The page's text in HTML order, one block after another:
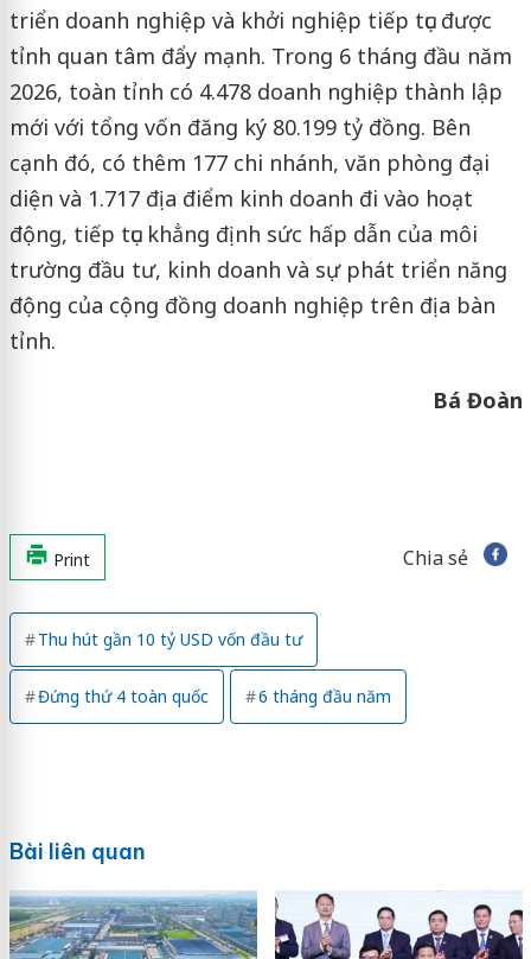
triển doanh nghiệp và khởi nghiệp tiếp tục được
tỉnh quan tâm đẩy mạnh. Trong 6 tháng đầu năm
2026, toàn tỉnh có 4.478 doanh nghiệp thành lập
mới với tổng vốn đăng ký 80.199 tỷ đồng. Bên
cạnh đó, có thêm 177 chi nhánh, văn phòng đại
diện và 1.717 địa điểm kinh doanh đi vào hoạt
động, tiếp tục khẳng định sức hấp dẫn của môi
trường đầu tư, kinh doanh và sự phát triển năng
động của cộng đồng doanh nghiệp trên địa bàn
tỉnh.
Bá Đoàn
Print Chia sẻ
Thu hút gần 10 tỷ USD vốn đầu tư
Đứng thứ 4 toàn quốc 6 tháng đầu năm
Bài liên quan